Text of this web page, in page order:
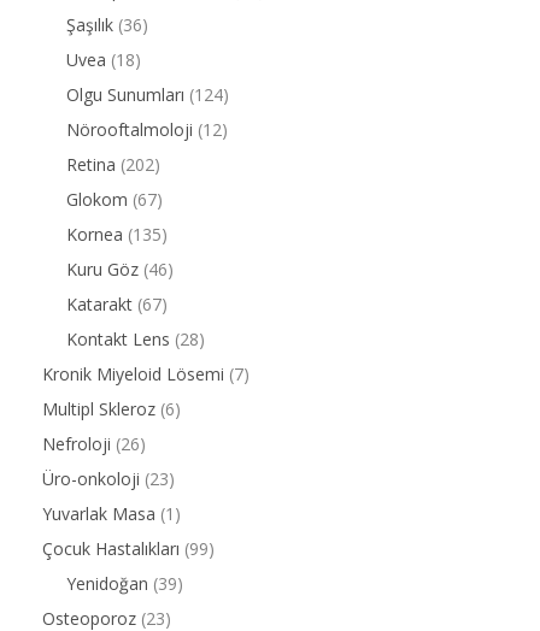
Şaşılık (36)
Uvea (18)
Olgu Sunumları (124)
Nörooftalmoloji (12)
Retina (202)
Glokom (67)
Kornea (135)
Kuru Göz (46)
Katarakt (67)
Kontakt Lens (28)
Kronik Miyeloid Lösemi (7)
Multipl Skleroz (6)
Nefroloji (26)
Üro-onkoloji (23)
Yuvarlak Masa (1)
Çocuk Hastalıkları (99)
Yenidoğan (39)
Osteoporoz (23)